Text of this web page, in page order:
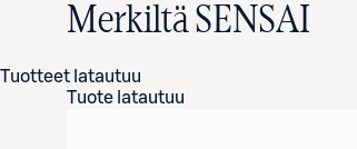
Merkiltä SENSAI
Tuotteet latautuu
Tuote latautuu